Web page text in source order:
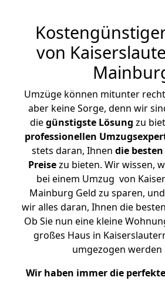
von
Umzüge können mitunter
aber keine Sorge, denn wir
diegünstigste Lösung zu
professionellen
stets daran, Ihnen die
Preisezu bieten. Wir wissen,
bei einem Umzug von
Mainburg Geld zu sparen,
wir alles daran, Ihnen die
Ob Sie nun eine kleine
großes Haus in
umgezogen werden
Wir haben immer die